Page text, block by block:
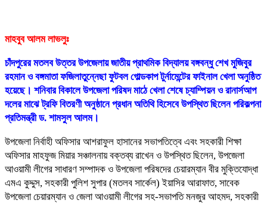
মাহবুব আলম লাভলুঃ
চাঁদপুরের মতলব উত্তর উপজেলায় জাতীয় প্রাথমিক বিদ্যালয় বঙ্গবন্ধু শেখ মুজিবুর
রহমান ও বঙ্গমাতা ফজিলাতুন্নেছা ফুটবল গোল্ডকাপ টুর্নামেন্টের ফাইনাল খেলা অনুষ্ঠিত
হয়েছে। শনিবার বিকালে উপজেলা পরিষদ মাঠে খেলা শেষে চ্যাম্পিয়ন ও রানার্সআপ
দলের মাঝে ট্রফি বিতরণী অনুষ্ঠানে প্রধান অতিথি হিসেবে উপস্থিত ছিলেন পরিকল্পনা
প্রতিমন্ত্রী ড. শামসুল আলম।
উপজেলা নির্বাহী অফিসার আশরাফুল হাসানের সভাপতিত্বে এবং সহকারী শিক্ষা
অফিসার মাহফুজ মিয়ার সঞ্চালনায় বক্তব্য রাখেন ও উপস্থিত ছিলেন, উপজেলা
আওয়ামী লীগের সাধারণ সম্পাদক ও উপজেলা পরিষদের চেয়ারম্যান বীর মুক্তিযোদ্ধা
এমএ কুদ্দুস, সহকারী পুলিশ সুপার (মতলব সার্কেল) ইয়াসির আরাফাত, সাবেক
উপজেলা চেয়ারম্যান ও জেলা আওয়ামী লীগের সহ-সভাপতি মনজুর আহমদ, সহকারী